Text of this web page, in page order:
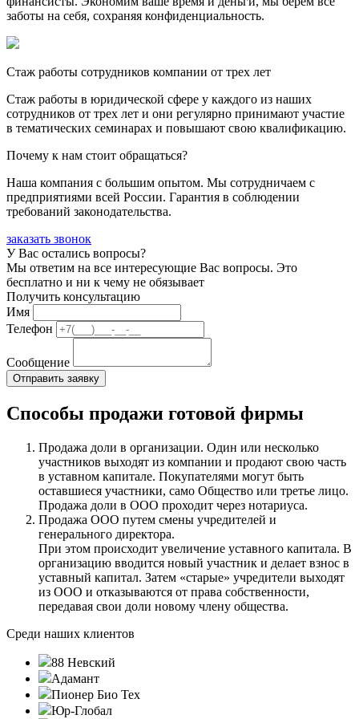
заботы на себя, сохраняя конфиденциальность.
Стаж работы сотрудников компании от трех лет
Стаж работы в юридической сфере у каждого из наших
сотрудников от трех лет и они регулярно принимают участие
в тематических семинарах и повышают свою квалификацию.
Почему к нам стоит обращаться?
Наша компания с большим опытом. Мы сотрудничаем с
предприятиями всей России. Гарантия в соблюдении
требований законодательства.
заказать звонок
У Вас остались вопросы?
Мы ответим на все интересующие Вас вопросы. Это
бесплатно и ни к чему не обязывает
Получить консультацию
Имя
Телефон
Сообщение
Способы продажи готовой фирмы
Продажа доли в организации. Один или несколько
участников выходят из компании и продают свою часть
в уставном капитале. Покупателями могут быть
оставшиеся участники, само Общество или третье лицо.
Продажа доли в ООО проходит через нотариуса.
Продажа ООО путем смены учредителей и
генерального директора.
При этом происходит увеличение уставного капитала. В
организацию вводится новый участник и делает взнос в
уставный капитал. Затем «старые» учредители выходят
из ООО и отказываются от права собственности,
передавая свои доли новому члену общества.
Среди наших клиентов
88 Невский
Адамант
Пионер Био Тех
Юр-Глобал